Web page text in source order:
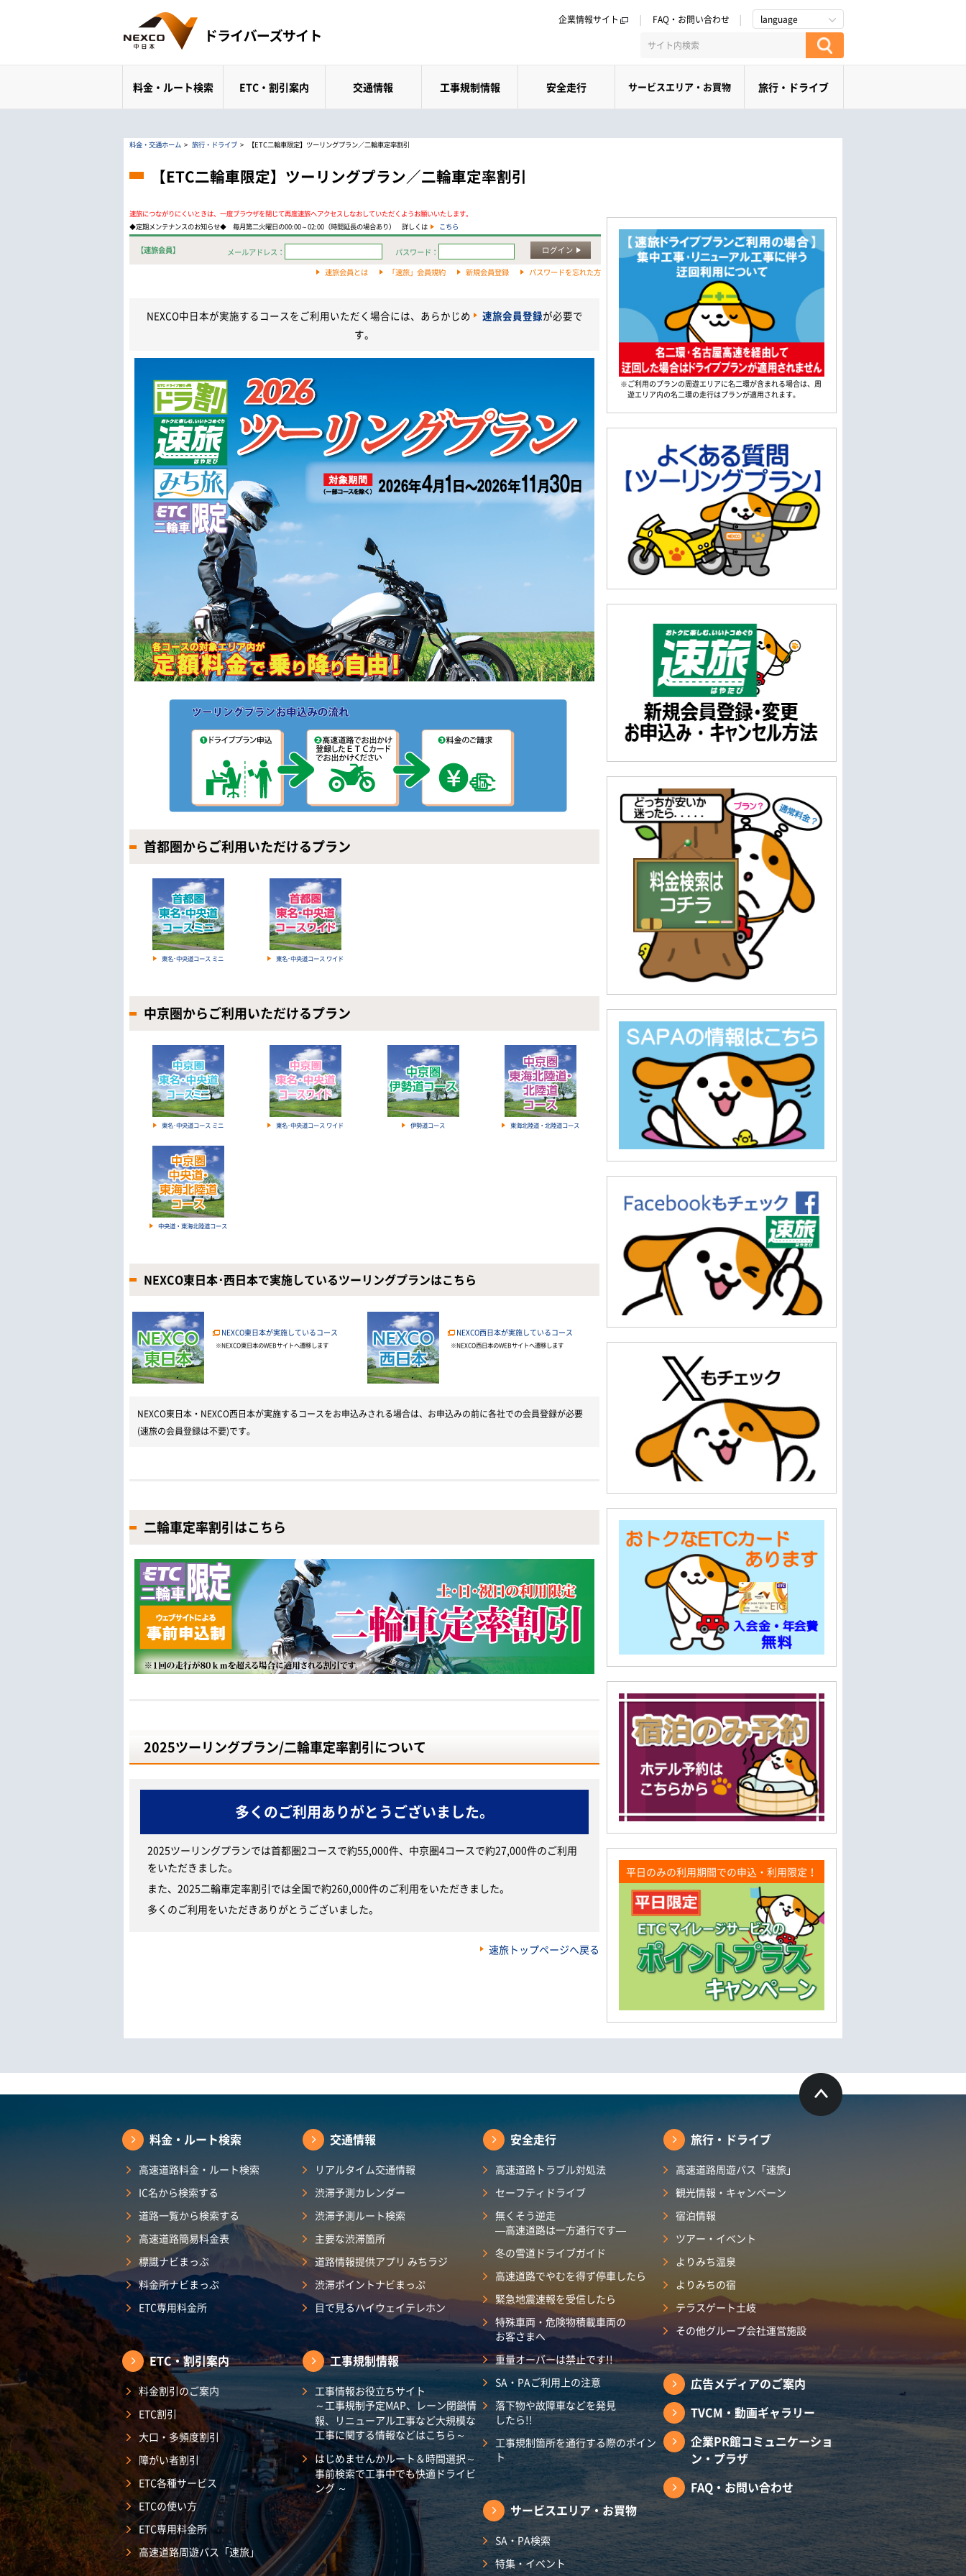
企業情報サイト FAQ・お問い合わせ language
料金・ルート検索 ETC・割引案内 交通情報 工事規制情報 安全走行 サービスエリア・お買物 旅行・ドライブ
料金・交通ホーム > 旅行・ドライブ > 【ETC二輪車限定】ツーリングプラン／二輪車定率割引
【ETC二輪車限定】ツーリングプラン／二輪車定率割引
速旅につながりにくいときは、一度ブラウザを閉じて再度速旅へアクセスしなおしていただくようお願いいたします。
◆定期メンテナンスのお知らせ◆ 毎月第二火曜日の00:00～02:00（時間延長の場合あり） 詳しくは
こちら
【速旅会員】 メールアドレス： パスワード： ログイン
速旅会員とは 「速旅」会員規約 新規会員登録 パスワードを忘れた方
NEXCO中日本が実施するコースをご利用いただく場合には、あらかじめ 速旅会員登録が必要で
す。
首都圏からご利用いただけるプラン
東名･中央道コース ミニ 東名･中央道コース ワイド
中京圏からご利用いただけるプラン
東名･中央道コース ミニ 東名･中央道コース ワイド 伊勢道コース 東海北陸道・北陸道コース
中央道・東海北陸道コース
NEXCO東日本･西日本で実施しているツーリングプランはこちら
NEXCO東日本が実施しているコース
※NEXCO東日本のWEBサイトへ遷移します
NEXCO西日本が実施しているコース
※NEXCO西日本のWEBサイトへ遷移します
NEXCO東日本・NEXCO西日本が実施するコースをお申込みされる場合は、お申込みの前に各社での会員登録が必要
(速旅の会員登録は不要)です。
二輪車定率割引はこちら
2025ツーリングプラン/二輪車定率割引について
多くのご利用ありがとうございました。
2025ツーリングプランでは首都圏2コースで約55,000件、中京圏4コースで約27,000件のご利用
をいただきました。
また、2025二輪車定率割引では全国で約260,000件のご利用をいただきました。
多くのご利用をいただきありがとうございました。
速旅トップページへ戻る
※ご利用のプランの周遊エリアに名二環が含まれる場合は、周
遊エリア内の名二環の走行はプランが適用されます。
平日のみの利用期間での申込・利用限定！
料金・ルート検索
高速道路料金・ルート検索
IC名から検索する
道路一覧から検索する
高速道路簡易料金表
標識ナビまっぷ
料金所ナビまっぷ
ETC専用料金所
ETC・割引案内
料金割引のご案内
ETC割引
大口・多頻度割引
障がい者割引
ETC各種サービス
ETCの使い方
ETC専用料金所
高速道路周遊パス「速旅」
交通情報
リアルタイム交通情報
渋滞予測カレンダー​
渋滞予測ルート検索
主要な渋滞箇所
道路情報提供アプリ みちラジ
渋滞ポイントナビまっぷ
目で見るハイウェイテレホン
工事規制情報
工事情報お役立ちサイト
～工事規制予定MAP、レーン閉鎖情
報、リニューアル工事など大規模な
工事に関する情報などはこちら～
はじめませんかルート＆時間選択～
事前検索で工事中でも快適ドライビ
ング ～
安全走行
高速道路トラブル対処法
セーフティドライブ
無くそう逆走
―高速道路は一方通行です―
冬の雪道ドライブガイド
高速道路でやむを得ず停車したら
緊急地震速報を受信したら
特殊車両・危険物積載車両の
お客さまへ
重量オーバーは禁止です!!
SA・PAご利用上の注意
落下物や故障車などを発見
したら!!
工事規制箇所を通行する際のポイン
ト
サービスエリア・お買物
SA・PA検索
特集・イベント
旅行・ドライブ
高速道路周遊パス「速旅」
観光情報・キャンペーン
宿泊情報
ツアー・イベント
よりみち温泉
よりみちの宿
テラスゲート土岐
その他グループ会社運営施設
広告メディアのご案内
TVCM・動画ギャラリー
企業PR館コミュニケーショ
ン・プラザ
FAQ・お問い合わせ